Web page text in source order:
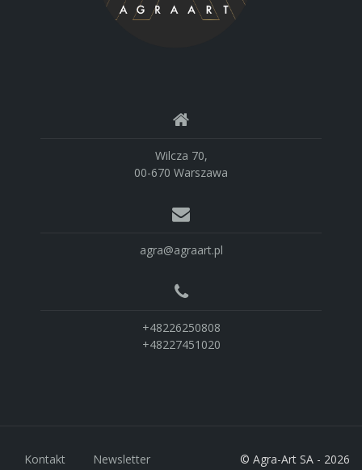
Wilcza 70,
00-670 Warszawa
agra@agraart.pl
+48226250808
+48227451020
Kontakt
Newsletter
© Agra-Art SA - 2026